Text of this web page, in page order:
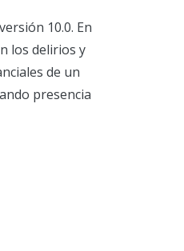
10.0. En
los delirios y
de un
presencia